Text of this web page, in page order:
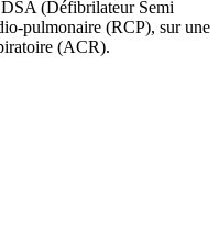
(Défibrilateur Semi
pulmonaire (RCP), sur une
(ACR).